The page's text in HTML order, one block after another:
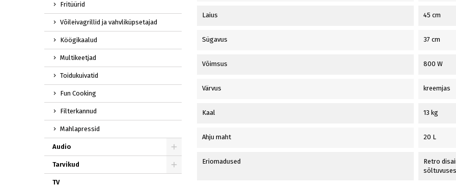
Fritüürid
Võileivagrillid ja vahvliküpsetajad
Köögikaalud
Multikeetjad
Toidukuivatid
Fun Cooking
Filterkannud
Mahlapressid
Audio
Tarvikud
TV
Laius 45 cm
Sügavus 37 cm
Võimsus 800 W
Värvus kreemjas
Kaal 13 kg
Ahju maht 20 L
Eriomadused
Retro